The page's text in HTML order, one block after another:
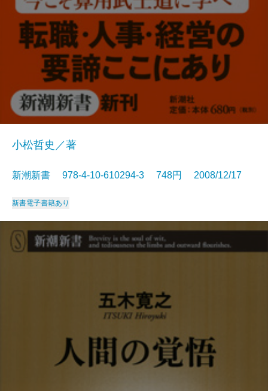
小松哲史／著
新潮新書 978-4-10-610294-3 748円 2008/12/17
新書電子書籍あり